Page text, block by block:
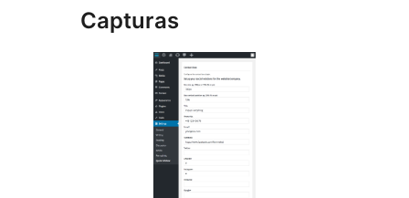
Capturas